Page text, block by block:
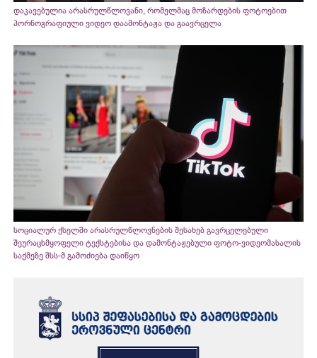
დაკავებულია არასრულწლოვანი, რომელმაც მოზარდების ფოტოებით
პორნოგრაფიული ვიდეო დაამონტაჟა და გაავრცელა
სოციალურ ქსელში არასრულწლოვნების შესახებ გავრცელებული
შეურაცხმყოფელი ტექსტებისა და დამონტაჟებული ფოტო-ვიდეომასალის
საქმეზე შსს-მ გამოძიება დაიწყო